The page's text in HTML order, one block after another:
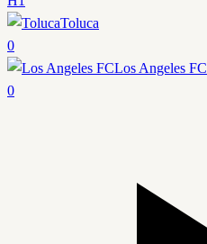
Toluca
0
Los Angeles FC
0